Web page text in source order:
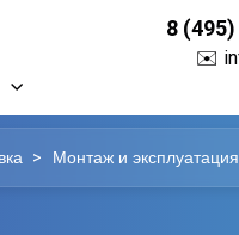
8
✉️
> Монтаж и